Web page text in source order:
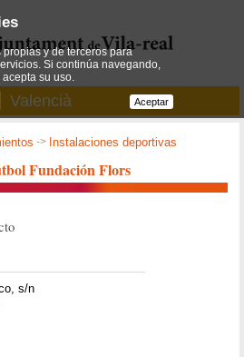
Valencià
-> Instalaciones deportivas
Fundación Flors
s/n
propias y de terceros para
Si continúa navegando,
su uso.
Aceptar